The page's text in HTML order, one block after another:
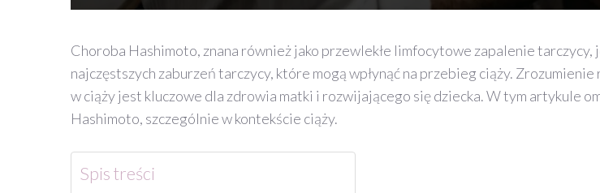
Choroba Hashimoto, znana również jako przewlekłe limfocytowe zapalenie tarczycy,
najczęstszych zaburzeń tarczycy, które mogą wpłynąć na przebieg ciąży.
w ciąży jest kluczowe dla zdrowia matki i rozwijającego się dziecka. W tym artykule
Hashimoto, szczególnie w kontekście ciąży.
Spis treści